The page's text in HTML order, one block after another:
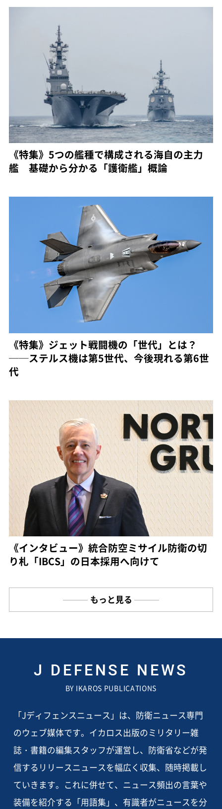
《特集》5つの艦種で構成される海自の主力
艦 基礎から分かる「護衛艦」概論
《特集》ジェット戦闘機の「世代」とは？
──ステルス機は第5世代、今後現れる第6世
代
《インタビュー》統合防空ミサイル防衛の切
り札「IBCS」の日本採用へ向けて
もっと見る
J DEFENSE NEWS
BY IKAROS PUBLICATIONS
「Jディフェンスニュース」は、防衛ニュース専門
のウェブ媒体です。イカロス出版のミリタリー雑
誌・書籍の編集スタッフが運営し、防衛省などが発
信するリリースニュースを幅広く収集、随時掲載し
ていきます。これに併せて、ニュース頻出の言葉や
装備を紹介する「用語集」、有識者がニュースを分